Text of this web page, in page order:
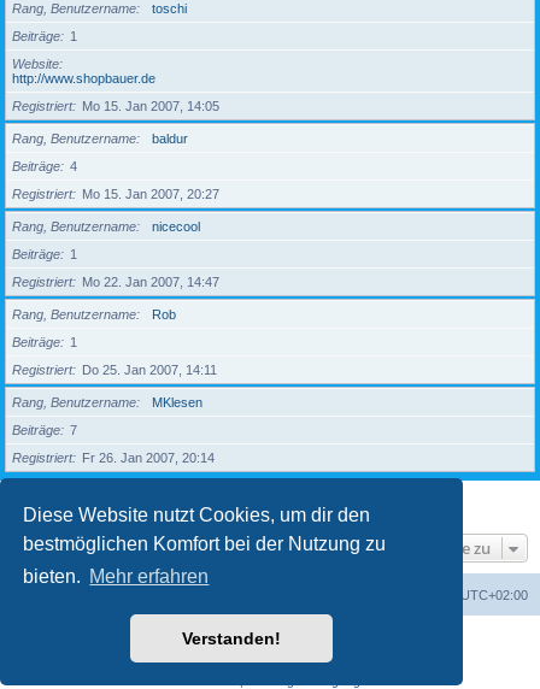
Diese Website nutzt Cookies, um dir den
bestmöglichen Komfort bei der Nutzung zu
bieten. Mehr erfahren
Verstanden!
Rang, Benutzername
toschi
Beiträge
1
Website
http://www.shopbauer.de
Registriert
Mo 15. Jan 2007, 14:05
Rang, Benutzername
baldur
Beiträge
4
Registriert
Mo 15. Jan 2007, 20:27
Rang, Benutzername
nicecool
Beiträge
1
Registriert
Mo 22. Jan 2007, 14:47
Rang, Benutzername
Rob
Beiträge
1
Registriert
Do 25. Jan 2007, 14:11
Rang, Benutzername
MKlesen
Beiträge
7
Registriert
Fr 26. Jan 2007, 20:14
203 Mitglieder 1 2 3 4 5
Gehe zu
UTC+02:00
Powered byphpBB® Forum Software © phpBB Limited
phpBB.de